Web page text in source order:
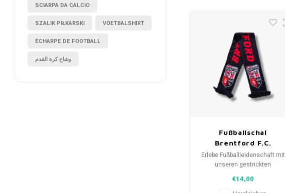
SCIARPA DA CALCIO
SZALIK PIŁKARSKI VOETBALSHIRT
ÉCHARPE DE FOOTBALL
وشاح كرة القدم
Deine Quelle für einzigartige
Fußballschal
Brentford F.C.
Erlebe Fußballleidenschaft mit
unseren gestrickten
bis Spielernamen, jedes
€14,00